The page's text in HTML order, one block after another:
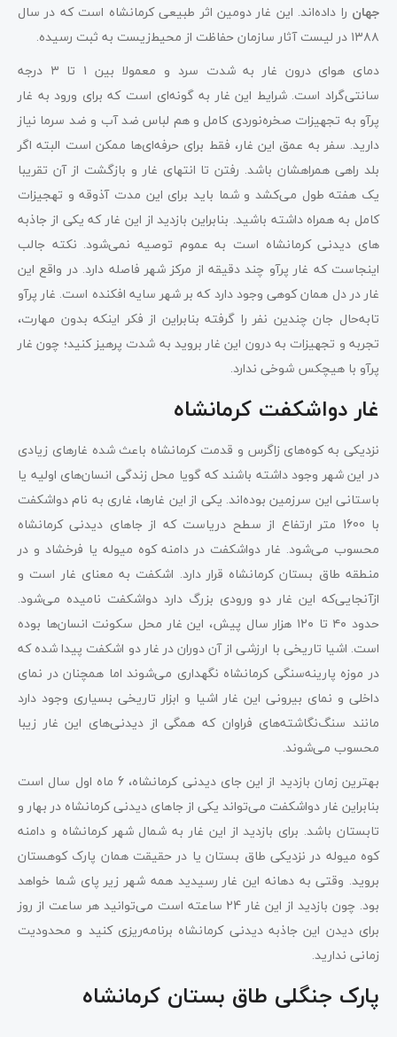
جهان را داده‌اند. این غار دومین اثر طبیعی کرمانشاه است که در سال
۱۳۸۸ در لیست ‌آثار‌ سازمان حفاظت از محیط‌زیست به ثبت رسیده.
دمای هوای درون غار به شدت سرد و معمولا بین ۱ تا ۳ درجه
سانتی‌گراد است. شرایط این غار به گونه‌ای است که برای ورود به غار
پرآو به تجهیزات صخره‌نوردی کامل و هم لباس ضد آب و ضد سرما نیاز
دارید. سفر به عمق این غار، فقط برای حرفه‌ای‌ها ممکن است البته اگر
بلد راهی همراهشان باشد. رفتن تا انتهای غار و بازگشت از آن تقریبا
یک هفته طول می‌کشد و شما باید برای این مدت آذوقه و تهجیزات
کامل به همراه داشته باشید. بنابراین بازدید از این غار که یکی از جاذبه‌
های دیدنی کرمانشاه است به عموم توصیه نمی‌شود. نکته جالب
اینجاست که غار پرآو چند دقیقه از مرکز شهر فاصله دارد. در واقع این
غار در دل همان کوهی وجود دارد که بر شهر سایه افکنده است. غار پرآو
تابه‌حال جان چندین نفر را گرفته بنابراین از فکر اینکه بدون مهارت،
تجربه و تجهیزات به درون این غار بروید به شدت پرهیز کنید؛ چون غار
پرآو با هیچکس شوخی ندارد.
غار دواشکفت کرمانشاه
نزدیکی به کوه‌های زاگرس و قدمت کرمانشاه باعث شده غارهای زیادی
در این شهر وجود داشته باشند که گویا محل زندگی انسان‌های اولیه یا
باستانی این سرزمین بوده‌اند. یکی از این غارها، غاری به نام دواشکفت
با 1600 متر ارتفاع از سطح دریاست که از جاهای دیدنی کرمانشاه
محسوب می‌شود. غار دواشکفت در دامنه کوه میوله یا فرخشاد و در
منطقه طاق بستان کرمانشاه قرار دارد. اشکفت به معنای غار است و
ازآنجایی‌که این غار دو ورودی بزرگ دارد دواشکفت نامیده می‌شود.
حدود ۴۰ تا ۱۲۰ هزار سال پیش، این غار محل سکونت انسان‌ها بوده
است. اشیا تاریخی با ارزشی از آن دوران در غار دو اشکفت پیدا شده که
در موزه پارینه‌سنگی کرمانشاه نگهداری می‌شوند اما همچنان در نمای
داخلی و نمای بیرونی این غار اشیا و ابزار تاریخی بسیاری وجود دارد
مانند سنگ‌نگاشته‌های فراوان که همگی از دیدنی‌های این غار زیبا
محسوب می‌شوند.
‌بهترین زمان بازدید از این جای دیدنی کرمانشاه، 6 ماه اول سال است
بنابراین غار دواشکفت می‌تواند یکی از جاهای دیدنی کرمانشاه در بهار و
تابستان باشد. برای بازدید از این غار به شمال شهر کرمانشاه و دامنه
کوه میوله در نزدیکی طاق بستان یا در حقیقت همان پارک کوهستان
بروید. وقتی به دهانه این غار رسیدید همه شهر زیر پای شما خواهد
بود. چون بازدید از این غار 24 ساعته است می‌توانید هر ساعت از روز
برای دیدن این جاذبه دیدنی کرمانشاه برنامه‌ریزی کنید و محدودیت
زمانی ندارید.
پارک جنگلی طاق بستان کرمانشاه